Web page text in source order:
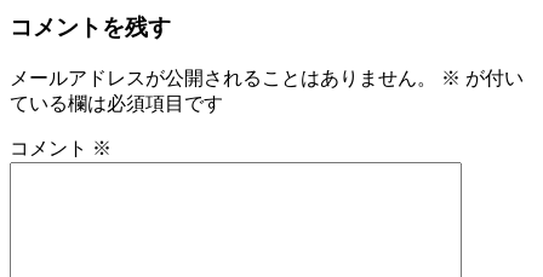
コメントを残す
メールアドレスが公開されることはありません。 ※ が付い
ている欄は必須項目です
コメント ※